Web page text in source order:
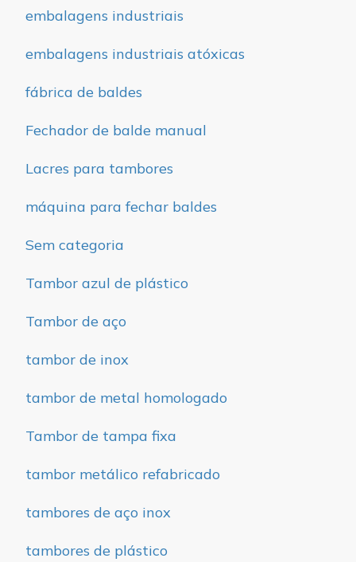
embalagens industriais
embalagens industriais atóxicas
fábrica de baldes
Fechador de balde manual
Lacres para tambores
máquina para fechar baldes
Sem categoria
Tambor azul de plástico
Tambor de aço
tambor de inox
tambor de metal homologado
Tambor de tampa fixa
tambor metálico refabricado
tambores de aço inox
tambores de plástico